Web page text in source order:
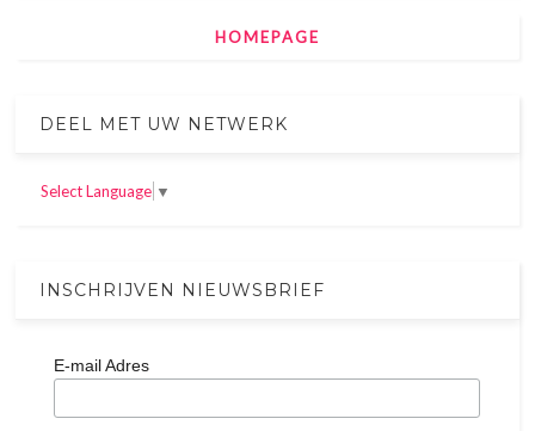
HOMEPAGE
DEEL MET UW NETWERK
Select Language ▼
INSCHRIJVEN NIEUWSBRIEF
E-mail Adres